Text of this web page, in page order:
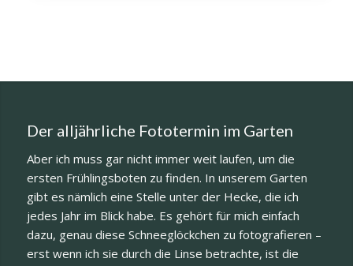
Der alljährliche Fototermin im Garten
Aber ich muss gar nicht immer weit laufen, um die
ersten Frühlingsboten zu finden. In unserem Garten
gibt es nämlich eine Stelle unter der Hecke, die ich
jedes Jahr im Blick habe. Es gehört für mich einfach
dazu, genau diese Schneeglöckchen zu fotografieren –
erst wenn ich sie durch die Linse betrachte, ist die